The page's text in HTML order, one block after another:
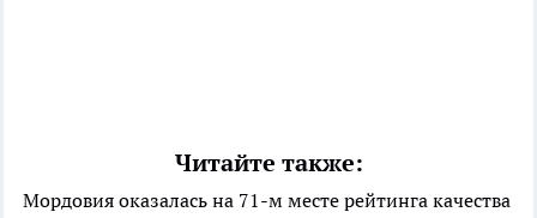
Читайте также:
Мордовия оказалась на 71-м месте рейтинга качества